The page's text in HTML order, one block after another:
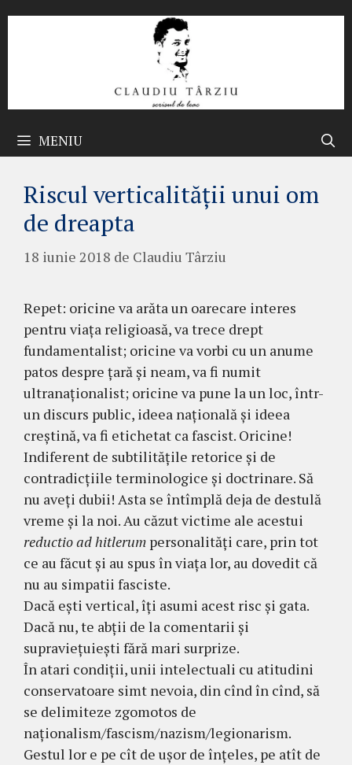
MENIU
Riscul verticalității unui om
de dreapta
18 iunie 2018 de Claudiu Târziu
Repet: oricine va arăta un oarecare interes
pentru viața religioasă, va trece drept
fundamentalist; oricine va vorbi cu un anume
patos despre țară și neam, va fi numit
ultranaționalist; oricine va pune la un loc, într-
un discurs public, ideea națională și ideea
creștină, va fi etichetat ca fascist. Oricine!
Indiferent de subtilitățile retorice și de
contradicțiile terminologice și doctrinare. Să
nu aveți dubii! Asta se întîmplă deja de destulă
vreme și la noi. Au căzut victime ale acestui
reductio ad hitlerum personalități care, prin tot
ce au făcut și au spus în viața lor, au dovedit că
nu au simpatii fasciste.
Dacă ești vertical, îți asumi acest risc și gata.
Dacă nu, te abții de la comentarii și
supraviețuiești fără mari surprize.
În atari condiții, unii intelectuali cu atitudini
conservatoare simt nevoia, din cînd în cînd, să
se delimiteze zgomotos de
naționalism/fascism/nazism/legionarism.
Gestul lor e pe cît de ușor de înțeles, pe atît de